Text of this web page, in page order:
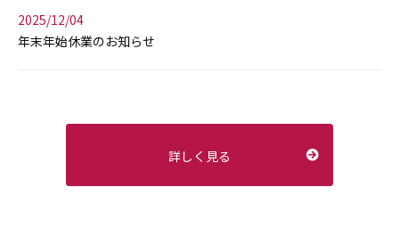
2025/12/04
年末年始休業のお知らせ
詳しく見る